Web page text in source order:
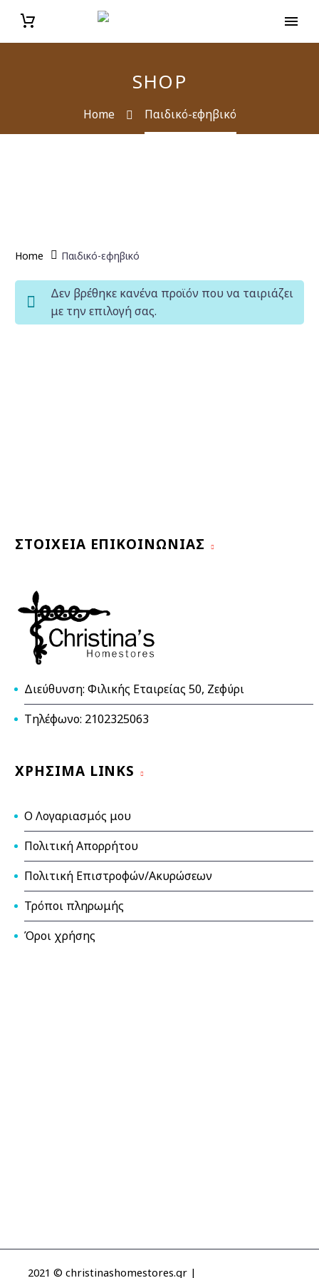
SHOP
Home Παιδικό-εφηβικό
Home Παιδικό-εφηβικό
Δεν βρέθηκε κανένα προϊόν που να ταιριάζει
με την επιλογή σας.
ΣΤΟΙΧΕΊΑ ΕΠΙΚΟΙΝΩΝΊΑΣ
Διεύθυνση: Φιλικής Εταιρείας 50, Ζεφύρι
Τηλέφωνο: 2102325063
ΧΡΉΣΙΜΑ LINKS
Ο Λογαριασμός μου
Πολιτική Απορρήτου
Πολιτική Επιστροφών/Ακυρώσεων
Τρόποι πληρωμής
Όροι χρήσης
2021 © christinashomestores.gr |